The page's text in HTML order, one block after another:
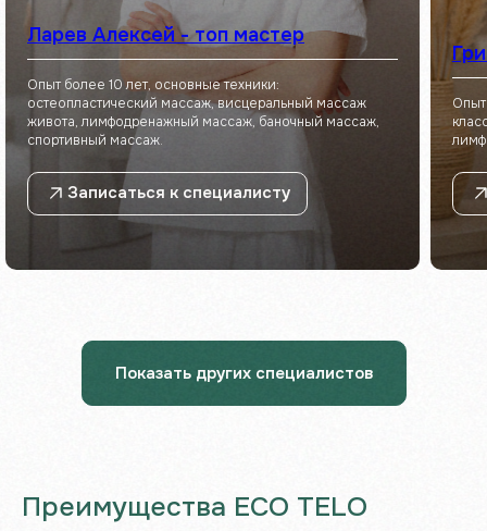
Ларев Алексей - топ мастер
Опыт более 10 лет, основные техники:
остеопластический массаж, висцеральный массаж
живота, лимфодренажный массаж, баночный массаж,
спортивный массаж.
Записаться к специалисту
Показать других специалистов
Преимущества ECO TELO
Не знаете, что выбрать?
Оставьте заявку, и мы подберём